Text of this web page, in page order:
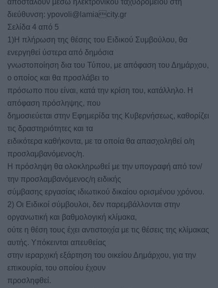
διεύθυνση: ypovoli@lamiacity.gr
Σελίδα 4 από 5
1)Η πλήρωση της θέσης του Ειδικού Συμβούλου, θα
ενεργηθεί ύστερα από δημόσια
γνωστοποίηση δια του Τύπου, με απόφαση του Δημάρχου,
ο οποίος και θα προσλάβει το
πρόσωπο που είναι, κατά την κρίση του, κατάλληλο. Η
απόφαση πρόσληψης, που
δημοσιεύεται στην Εφημερίδα της Κυβερνήσεως, καθορίζει
τις δραστηριότητες και τα
ειδικότερα καθήκοντα, με τα οποία θα απασχοληθεί ο/η
προσλαμβανόμενος/η.
Η πρόσληψη θα ολοκληρωθεί με την υπογραφή από τον/
την προσλαμβανόμενος/η ειδικής
σύμβασης εργασίας ιδιωτικού δικαίου ορισμένου χρόνου.
2) Οι Ειδικοί σύμβουλοι, δεν παρεμβάλλονται στην
οργανωτική και βαθμολογική κλίμακα,
ούτε η θέση τους έχει αντιστοιχία με τις θέσεις της κλίμακας
αυτής. Υπόκεινται απευθείας
στην ιεραρχική εξάρτηση του οικείου Δημάρχου, για την
επικουρία, του οποίου έχουν
προσληφθεί.